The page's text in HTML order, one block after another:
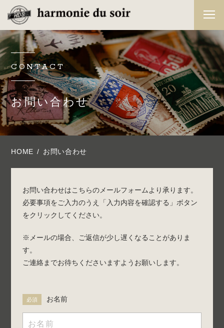
CONTACT
お問い合わせ
HOME お問い合わせ
お問い合わせはこちらのメールフォームより承ります。
必要事項をご入力のうえ「入力内容を確認する」ボタン
をクリックしてください。
※メールの場合、ご返信が少し遅くなることがありま
す。
ご連絡までお待ちくださいますようお願いします。
必須 お名前